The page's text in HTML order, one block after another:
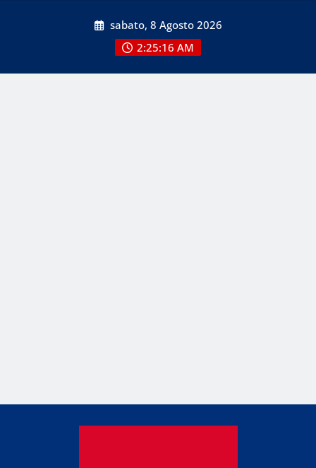
sabato, 8 Agosto 2026
2:25:18 AM